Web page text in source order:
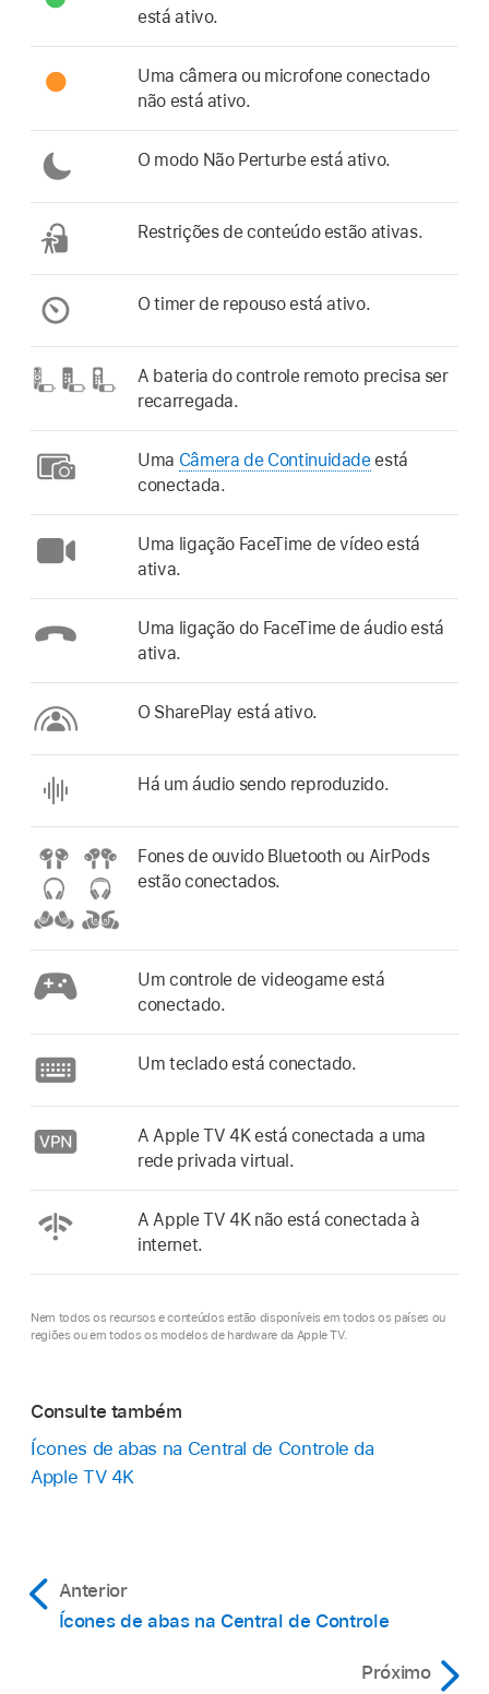
está ativo.
Uma câmera ou microfone conectado
não está ativo.
O modo Não Perturbe está ativo.
Restrições de conteúdo estão ativas.
O timer de repouso está ativo.
A bateria do controle remoto precisa ser
recarregada.
Uma Câmera de Continuidadeestá
conectada.
Uma ligação FaceTime de vídeo está
ativa.
Uma ligação do FaceTime de áudio está
ativa.
O SharePlay está ativo.
Há um áudio sendo reproduzido.
Fones de ouvido Bluetooth ou AirPods
estão conectados.
Um controle de videogame está
conectado.
Um teclado está conectado.
AApple TV 4Kestá conectada a uma
rede privada virtual.
AApple TV 4Knão está conectada à
internet.
Nem todos os recursos e conteúdos estão disponíveis em todos os países ou
regiões ou em todos os modelos de hardware da Apple TV.
Consulte também
Ícones de abas na Central de Controle da
Apple TV 4K
Anterior
Ícones de abas na Central de Controle
Próximo